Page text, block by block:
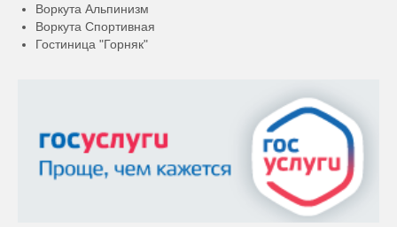
Воркута Альпинизм
Воркута Спортивная
Гостиница "Горняк"